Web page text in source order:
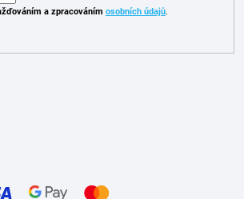
a zpracováním osobních údajů.